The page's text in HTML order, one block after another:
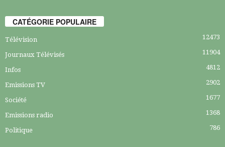
CATÉGORIE POPULAIRE
Télévision 12473
Journaux Télévisés 11904
Infos 4812
Emissions TV 2902
Société 1677
Emissions radio 1368
Politique 786